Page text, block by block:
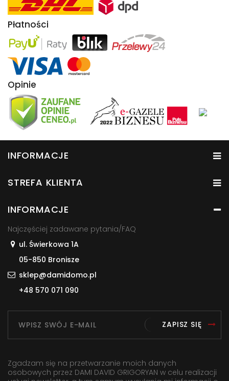
Płatności
Opinie
INFORMACJE
STREFA KLIENTA
INFORMACJE
Najczęściej zadawane pytania/FAQ
ul. Świerkowa 1A
05-850 Bronisze
sklep@damidomo.pl
+48 570 071 090
ZAPISZ SIĘ
Zgadzam się na przetwarzanie moich danych
osobowych przez DAMI DAVID GRIGORYAN w celu realizacji